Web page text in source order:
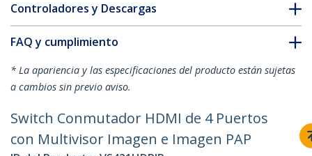
Controladores y Descargas
FAQ y cumplimiento
* La apariencia y las especificaciones del producto están sujetas
a cambios sin previo aviso.
Switch Conmutador HDMI de 4 Puertos
con Multivisor Imagen e Imagen PAP